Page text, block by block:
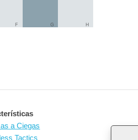
F G H
a Ciegas
Tactics